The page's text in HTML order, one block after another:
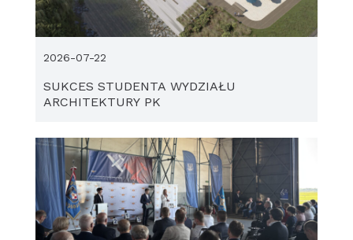
SUKCES STUDENTA WYDZIAŁU
ARCHITEKTURY PK
2026-07-22